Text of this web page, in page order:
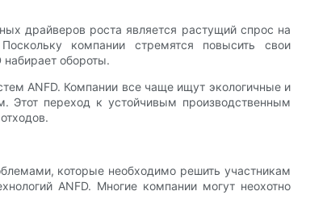
драйверов роста является растущий спрос на
компании стремятся повысить свои
обороты.
ANFD. Компании все чаще ищут экологичные и
Этот переход к устойчивым производственным
которые необходимо решить участникам
ANFD. Многие компании могут неохотно